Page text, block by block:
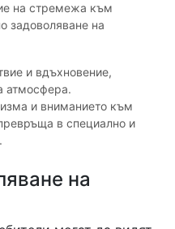
на стремежа към
задоволяване на
и вдъхновение,
атмосфера.
и вниманието към
в специално и
на